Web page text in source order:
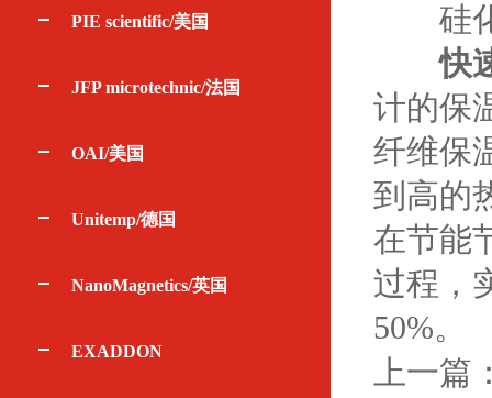
PIE scientific/美国
JFP microtechnic/法国
OAI/美国
Unitemp/德国
NanoMagnetics/英国
EXADDON
硅化
快
计的保
纤维保
到高的
在节能
过程，
50%。
上一篇